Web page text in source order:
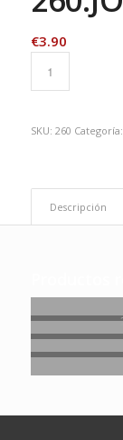
€3.90
SKU: 260 Categoría:
Descripción